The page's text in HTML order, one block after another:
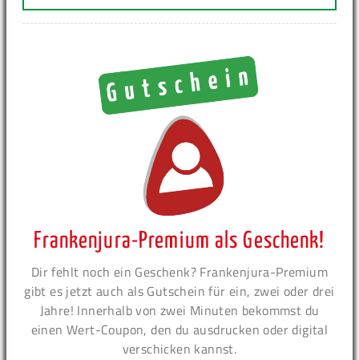
Frankenjura-Premium als Geschenk!
Dir fehlt noch ein Geschenk? Frankenjura-Premium
gibt es jetzt auch als Gutschein für ein, zwei oder drei
Jahre! Innerhalb von zwei Minuten bekommst du
einen Wert-Coupon, den du ausdrucken oder digital
verschicken kannst.